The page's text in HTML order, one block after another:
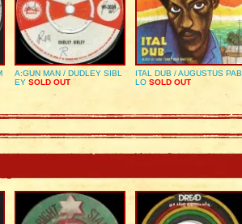
A:GUN MAN / DUDLEY SIBL
EY SOLD OUT
ITAL DUB / AUGUSTUS PAB
LO SOLD OUT